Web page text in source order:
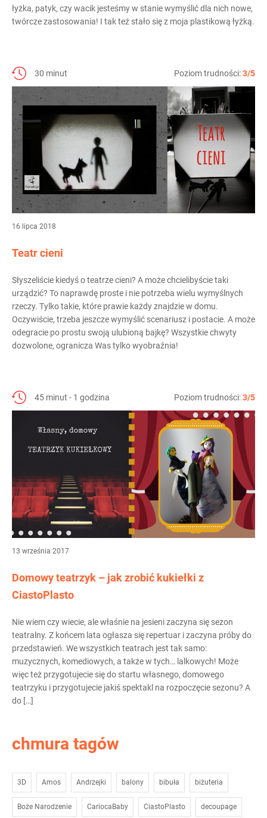
łyżka, patyk, czy wacik jesteśmy w stanie wymyślić dla nich nowe,
twórcze zastosowania! I tak też stało się z moja plastikową łyżką.
30 minut Poziom trudności:3/5
16 lipca 2018
Teatr cieni
Słyszeliście kiedyś o teatrze cieni? A może chcielibyście taki
urządzić? To naprawdę proste i nie potrzeba wielu wymyślnych
rzeczy. Tylko takie, które prawie każdy znajdzie w domu.
Oczywiście, trzeba jeszcze wymyślić scenariusz i postacie. A może
odegracie po prostu swoją ulubioną bajkę? Wszystkie chwyty
dozwolone, ogranicza Was tylko wyobraźnia!
45 minut - 1 godzina Poziom trudności:3/5
13 września 2017
Domowy teatrzyk – jak zrobić kukiełki z
CiastoPlasto
Nie wiem czy wiecie, ale właśnie na jesieni zaczyna się sezon
teatralny. Z końcem lata ogłasza się repertuar i zaczyna próby do
przedstawień. We wszystkich teatrach jest tak samo:
muzycznych, komediowych, a także w tych… lalkowych! Może
więc też przygotujecie się do startu własnego, domowego
teatrzyku i przygotujecie jakiś spektakl na rozpoczęcie sezonu? A
do […]
chmura tagów
3D Amos Andrzejki balony bibuła biżuteria
Boże Narodzenie CariocaBaby CiastoPlasto decoupage